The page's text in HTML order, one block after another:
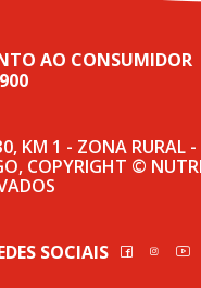
AO CONSUMIDOR
KM 1 - ZONA RURAL
COPYRIGHT ©
SOCIAIS